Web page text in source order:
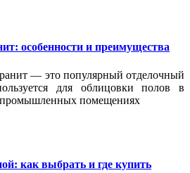
особенности и преимущества
— это популярный отделочный
для облицовки полов в
помещениях
как выбрать и где купить